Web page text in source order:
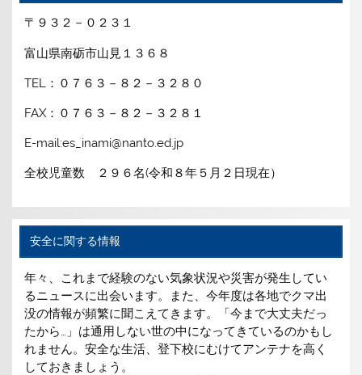
〒９３２－０２３１
富山県南砺市山見１３６８
TEL：０７６３－８２－３２８０
FAX：０７６３－８２－３２８１
E-mail:es_inami@nanto.ed.jp
全校児童数 ２９６名(令和８年５月２日現在）
安全に関する情報
年々、これまで経験のない気象状況や災害が発生してい
るニュースに出会います。また、今年度は各地でクマ出
没の情報が頻繁に聞こえてきます。「今まで大丈夫だっ
たから…」は通用しない世の中になってきているのかもし
れません。安全な生活、登下校にむけてアンテナを高く
しておきましょう。